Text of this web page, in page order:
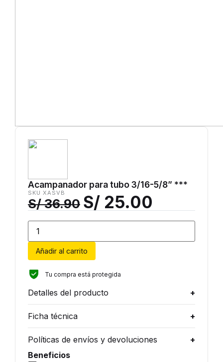
Acampanador para tubo 3/16-5/8” ***
SKU XASVB
S/36.90 S/ 25.00
Añadir al carrito
Tu compra está protegida
Detalles del producto
Ficha técnica
Políticas de envíos y devoluciones
Beneficios